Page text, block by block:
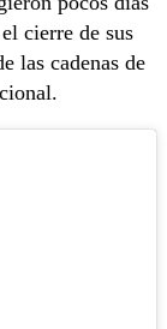
cierre de sus
las cadenas de